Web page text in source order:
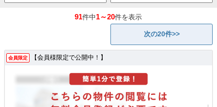
91件中1～20件を表示
次の20件>>
会員限定 【会員様限定で公開中！】